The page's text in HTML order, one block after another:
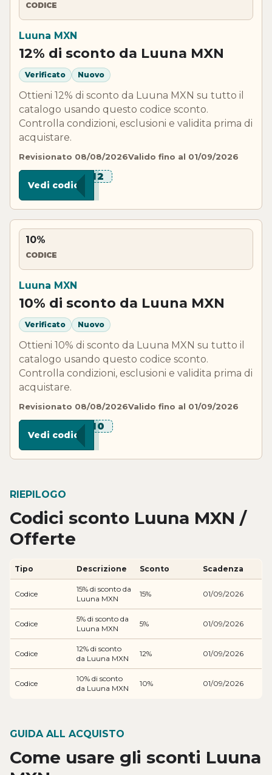
CODICE
Luuna MXN
12% di sconto da Luuna MXN
Verificato Nuovo
Ottieni 12% di sconto da Luuna MXN su tutto il
catalogo usando questo codice sconto.
Controlla condizioni, esclusioni e validita prima di
acquistare.
Revisionato 08/08/2026Valido fino al 01/09/2026
****A12
Vedi codice
10%
CODICE
Luuna MXN
10% di sconto da Luuna MXN
Verificato Nuovo
Ottieni 10% di sconto da Luuna MXN su tutto il
catalogo usando questo codice sconto.
Controlla condizioni, esclusioni e validita prima di
acquistare.
Revisionato 08/08/2026Valido fino al 01/09/2026
****A10
Vedi codice
RIEPILOGO
Codici sconto Luuna MXN /
Offerte
Tipo Descrizione Sconto Scadenza
Codice
15% di sconto da
Luuna MXN
15% 01/09/2026
Codice
5% di sconto da
Luuna MXN
5% 01/09/2026
Codice
12% di sconto
da Luuna MXN
12% 01/09/2026
Codice
10% di sconto
da Luuna MXN
10% 01/09/2026
GUIDA ALL ACQUISTO
Come usare gli sconti Luuna